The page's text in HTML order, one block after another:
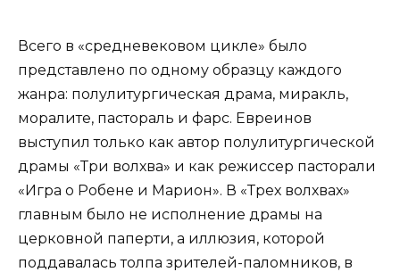
Всего в «средневековом цикле» было
представлено по одному образцу каждого
жанра: полулитургическая драма, миракль,
моралите, пастораль и фарс. Евреинов
выступил только как автор полулитургической
драмы «Три волхва» и как режиссер пасторали
«Игра о Робене и Марион». В «Трех волхвах»
главным было не исполнение драмы на
церковной паперти, а иллюзия, которой
поддавалась толпа зрителей-паломников, в